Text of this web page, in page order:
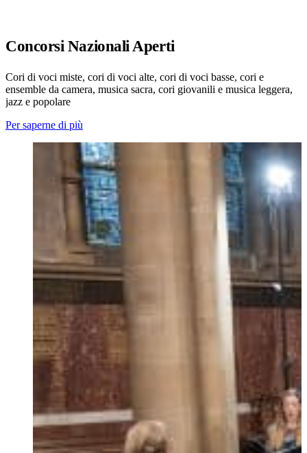
Concorsi Nazionali Aperti
Cori di voci miste, cori di voci alte, cori di voci basse, cori e
ensemble da camera, musica sacra, cori giovanili e musica leggera,
jazz e popolare
Per saperne di più